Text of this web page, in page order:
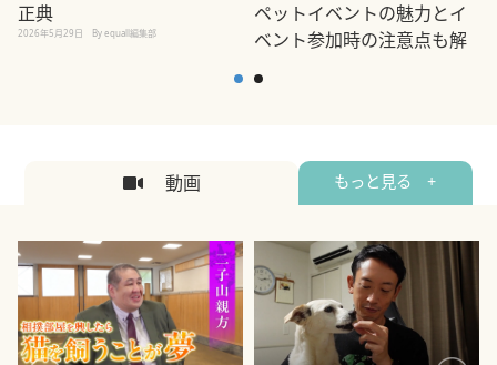
正典
2026年5月29日 By equall編集部
ペットイベントの魅力とイ
ベント参加時の注意点も解
2026年5月12日
動画 もっと見る +